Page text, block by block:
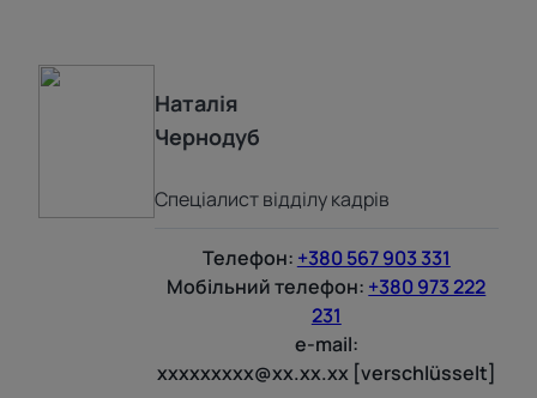
Наталія
Чернодуб
Спеціалист відділу кадрів
Телефон: +380 567 903 331
Мобільний телефон: +380 973 222
231
e-mail:
xxxxxxxxx@xx.xx.xx [verschlüsselt]